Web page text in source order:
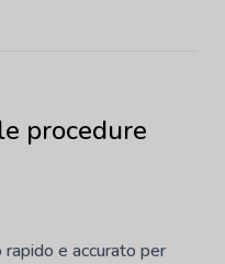
procedure
e accurato per